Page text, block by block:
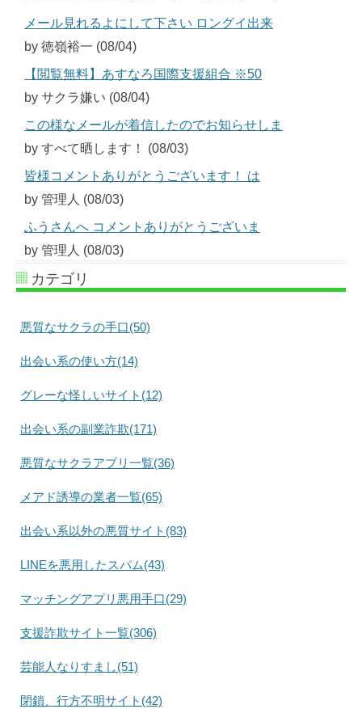
メール見れるよにして下さい ロングイ出来
by 徳嶺裕一 (08/04)
【閲覧無料】あすなろ国際支援組合 ※50
by サクラ嫌い (08/04)
この様なメールが着信したのでお知らせしま
by すべて晒します！ (08/03)
皆様コメントありがとうございます！ は
by 管理人 (08/03)
ふうさんへ コメントありがとうございま
by 管理人 (08/03)
カテゴリ
悪質なサクラの手口(50)
出会い系の使い方(14)
グレーな怪しいサイト(12)
出会い系の副業詐欺(171)
悪質なサクラアプリ一覧(36)
メアド誘導の業者一覧(65)
出会い系以外の悪質サイト(83)
LINEを悪用したスパム(43)
マッチングアプリ悪用手口(29)
支援詐欺サイト一覧(306)
芸能人なりすまし(51)
閉鎖、行方不明サイト(42)